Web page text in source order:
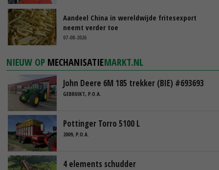
Aandeel China in wereldwijde fritesexport
neemt verder toe
07-08-2026
NIEUW OP MECHANISATIEMARKT.NL
John Deere 6M 185 trekker (BIE) #693693
GEBRUIKT, P.O.A.
Pottinger Torro 5100 L
2009, P.O.A.
4 elements schudder